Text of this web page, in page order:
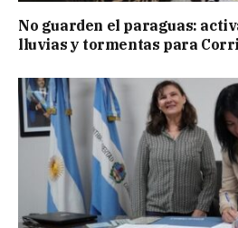
No guarden el paraguas:
lluvias y tormentas para